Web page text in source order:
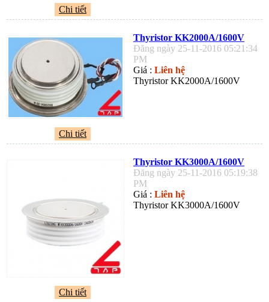
Chi tiết
Thyristor KK2000A/1600V
Đăng ngày 25-11-2016 05:21:34
PM
Giá : Liên hệ
Thyristor KK2000A/1600V
Chi tiết
Thyristor KK3000A/1600V
Đăng ngày 25-11-2016 05:19:38
PM
Giá : Liên hệ
Thyristor KK3000A/1600V
Chi tiết